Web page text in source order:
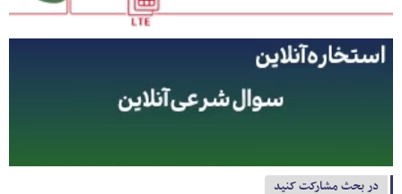
در بحث مشارکت کنید